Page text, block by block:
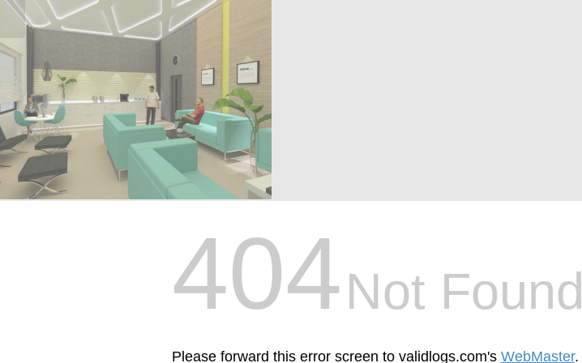
пересечения...
404Not Found
Please forward this error screen to validlogs.com's WebMaster.